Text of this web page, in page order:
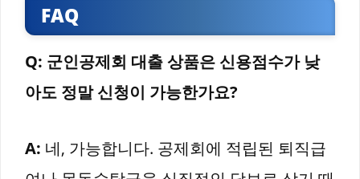
FAQ
Q: 군인공제회 대출 상품은 신용점수가 낮
아도 정말 신청이 가능한가요?
A: 네, 가능합니다. 공제회에 적립된 퇴직급